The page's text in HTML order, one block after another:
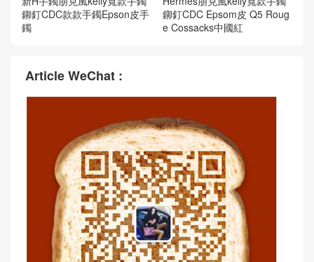
鉚釘CDC款款手鐲Epson皮手
鐲
鉚釘CDC Epsom皮 Q5 Roug
e Cossacks中國紅
Article WeChat :